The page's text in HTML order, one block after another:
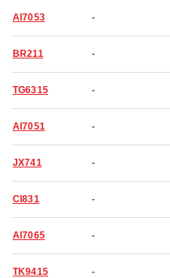
AI7053 -
BR211 -
TG6315 -
AI7051 -
JX741 -
CI831 -
AI7065 -
TK9415 -